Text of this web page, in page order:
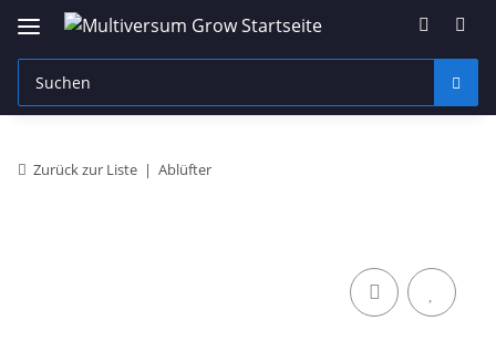
Zurück zur Liste Ablüfter